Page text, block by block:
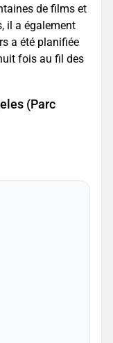
de films et
il a également
a été planifiée
fois au fil des
(Parc